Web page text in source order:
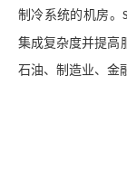
制冷系统的机房。
集成复杂度并提高
石油、制造业、金